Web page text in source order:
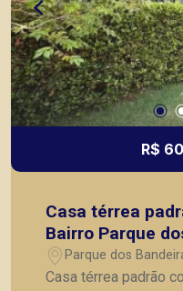
R$
Casa térrea
Bairro Parque
Leste de
Parque dos
Casa térrea padrão